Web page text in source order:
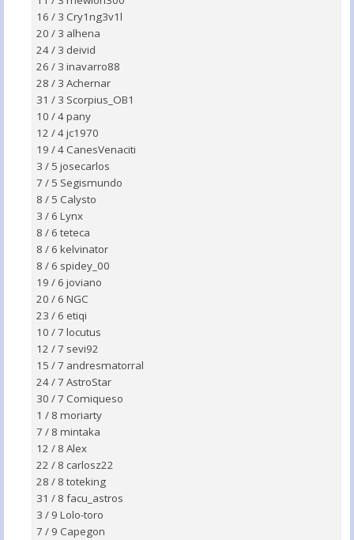
16 / 3 Cry1ng3v1l
20 / 3 alhena
24 / 3 deivid
26 / 3 inavarro88
28 / 3 Achernar
31 / 3 Scorpius_OB1
10 / 4 pany
12 / 4 jc1970
19 / 4 CanesVenaciti
3 / 5 josecarlos
7 / 5 Segismundo
8 / 5 Calysto
3 / 6 Lynx
8 / 6 teteca
8 / 6 kelvinator
8 / 6 spidey_00
19 / 6 joviano
20 / 6 NGC
23 / 6 etiqi
10 / 7 locutus
12 / 7 sevi92
15 / 7 andresmatorral
24 / 7 AstroStar
30 / 7 Comiqueso
1 / 8 moriarty
7 / 8 mintaka
12 / 8 Alex
22 / 8 carlosz22
28 / 8 toteking
31 / 8 facu_astros
3 / 9 Lolo-toro
7 / 9 Capegon